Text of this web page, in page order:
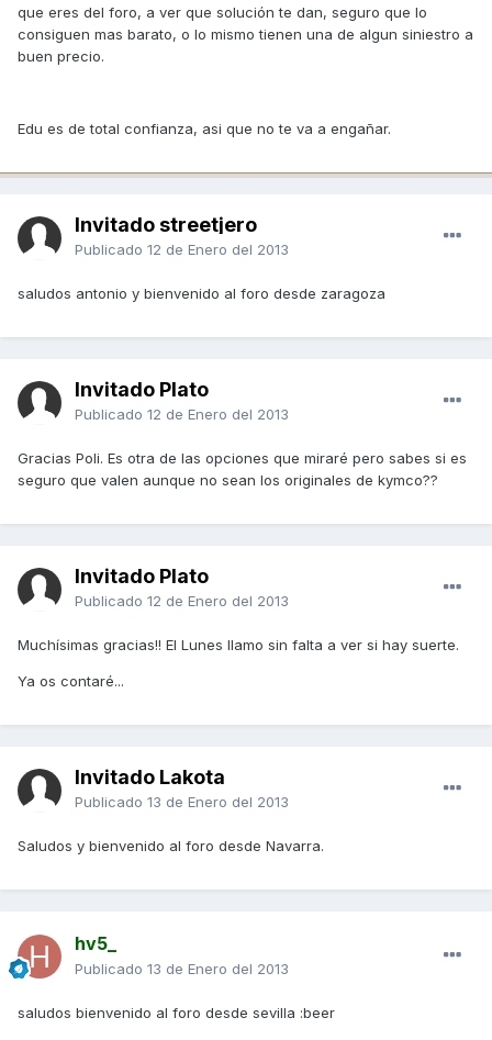
que eres del foro, a ver que solución te dan, seguro que lo
consiguen mas barato, o lo mismo tienen una de algun siniestro a
buen precio.
Edu es de total confianza, asi que no te va a engañar.
Invitado streetjero
Publicado 12 de Enero del 2013
saludos antonio y bienvenido al foro desde zaragoza
Invitado Plato
Publicado 12 de Enero del 2013
Gracias Poli. Es otra de las opciones que miraré pero sabes si es
seguro que valen aunque no sean los originales de kymco??
Invitado Plato
Publicado 12 de Enero del 2013
Muchísimas gracias!! El Lunes llamo sin falta a ver si hay suerte.
Ya os contaré...
Invitado Lakota
Publicado 13 de Enero del 2013
Saludos y bienvenido al foro desde Navarra.
hv5_
Publicado 13 de Enero del 2013
saludos bienvenido al foro desde sevilla :beer